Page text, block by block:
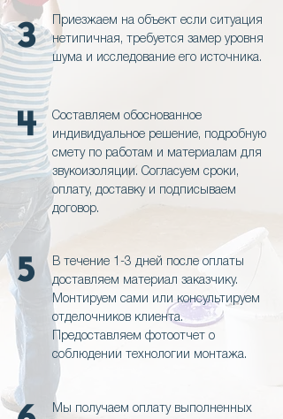
Приезжаем на объект если ситуация
нетипичная, требуется замер уровня
шума и исследование его источника.
3
Составляем обоснованное
индивидуальное решение, подробную
смету по работам и материалам для
звукоизоляции. Согласуем сроки,
оплату, доставку и подписываем
договор.
4
В течение 1-3 дней после оплаты
доставляем материал заказчику.
Монтируем сами или консультируем
отделочников клиента.
Предоставляем фотоотчет о
соблюдении технологии монтажа.
5
Мы получаем оплату выполненных